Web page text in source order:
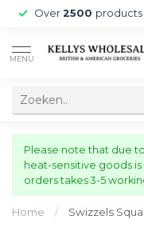
Over 2500 products
MENU
Please note that due
heat-sensitive goods
orders takes 3-5
Home / Swizzels